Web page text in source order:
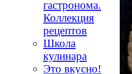
гастронома.
Коллекция
рецептов
Школа
кулинара
Это вкусно!